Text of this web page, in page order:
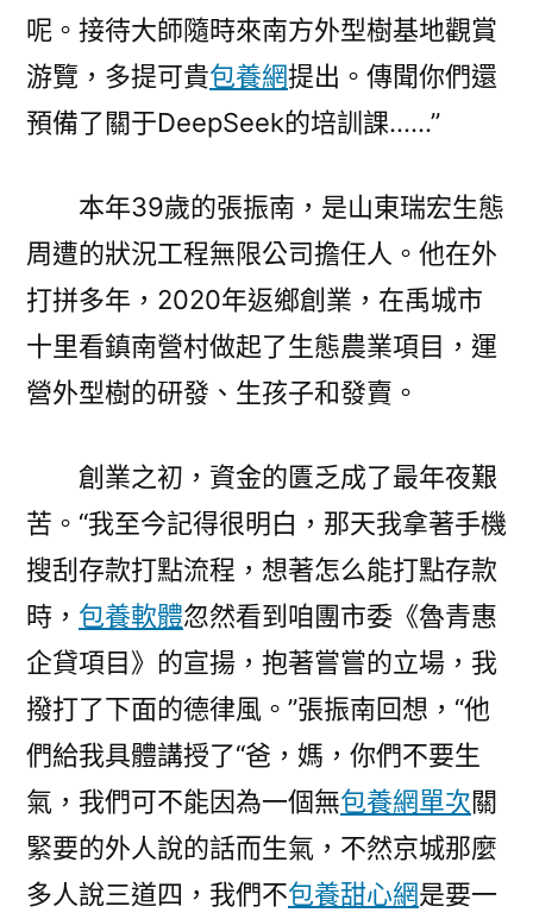
呢。接待大師隨時來南方外型樹基地觀賞
游覽，多提可貴包養網提出。傳聞你們還
預備了關于DeepSeek的培訓課……”
本年39歲的張振南，是山東瑞宏生態
周遭的狀況工程無限公司擔任人。他在外
打拼多年，2020年返鄉創業，在禹城市
十里看鎮南營村做起了生態農業項目，運
營外型樹的研發、生孩子和發賣。
創業之初，資金的匱乏成了最年夜艱
苦。“我至今記得很明白，那天我拿著手機
搜刮存款打點流程，想著怎么能打點存款
時， 包養軟體忽然看到咱團市委《魯青惠
企貸項目》的宣揚，抱著嘗嘗的立場，我
撥打了下面的德律風。”張振南回想，“他
們給我具體講授了“爸，媽，你們不要生
氣，我們可不能因為一個無包養網單次關
緊要的外人說的話而生氣，不然京城那麼
多人說三道四，我們不包養甜心網是要一